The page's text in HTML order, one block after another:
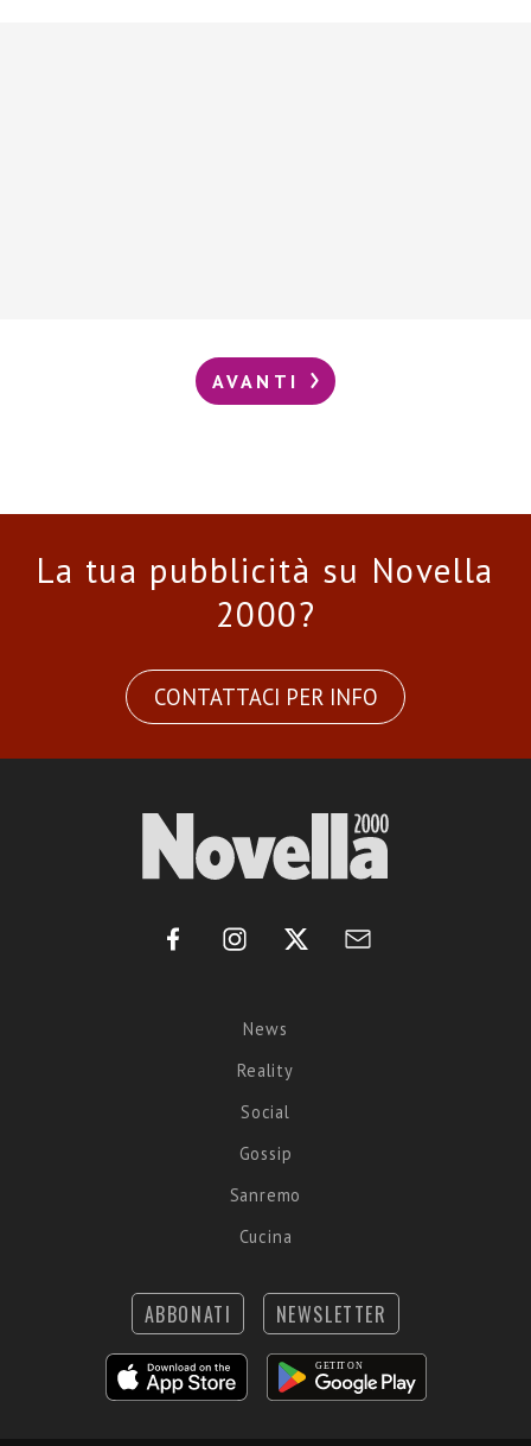
AVANTI
La tua pubblicità su Novella
2000?
CONTATTACI PER INFO
News
Reality
Social
Gossip
Sanremo
Cucina
ABBONATI NEWSLETTER